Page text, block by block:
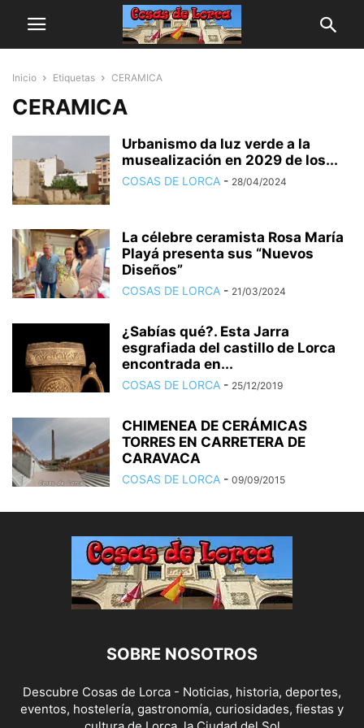
Inicio Etiquetas CERAMICA
CERAMICA
Urbanismo da luz verde a la
musealización en 2029 de los...
COSAS DE LORCA - 28/04/2024
La célebre ceramista Rosa María
Playá presenta sus “Nuevos
Diseños”
COSAS DE LORCA - 21/03/2024
¿Sabías qué?. Esta Jarra
esgrafiada del castillo de Lorca
encontrada en...
COSAS DE LORCA - 25/12/2019
CHIMENEA DE CERÁMICAS
TORRES EN CARRETERA DE
CARAVACA
COSAS DE LORCA - 09/09/2015
SOBRE NOSOTROS
Descubre Cosas de Lorca - Noticias, historia, deportes,
eventos, hostelería, gastronomía, curiosidades, fiestas y